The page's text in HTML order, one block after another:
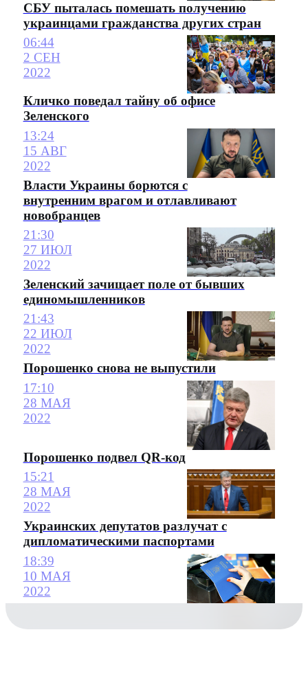
СБУ пыталась помешать получению
украинцами гражданства других стран
06:44
2 СЕН
2022
Кличко поведал тайну об офисе
Зеленского
13:24
15 АВГ
2022
Власти Украины борются с
внутренним врагом и отлавливают
новобранцев
21:30
27 ИЮЛ
2022
Зеленский зачищает поле от бывших
единомышленников
21:43
22 ИЮЛ
2022
Порошенко снова не выпустили
17:10
28 МАЯ
2022
Порошенко подвел QR-код
15:21
28 МАЯ
2022
Украинских депутатов разлучат с
дипломатическими паспортами
18:39
10 МАЯ
2022